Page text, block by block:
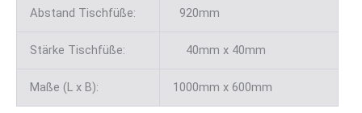
Abstand Tischfüße: 920mm
Stärke Tischfüße: 40mm x 40mm
Maße (L x B): 1000mm x 600mm